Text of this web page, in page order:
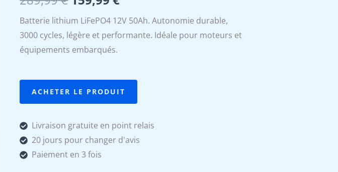
prix
initial
289,99 €.
prix
actuel
159,99 €.
Batterie lithium LiFePO4 12V 50Ah. Autonomie durable,
3000 cycles, légère et performante. Idéale pour moteurs et
équipements embarqués.
ACHETER LE PRODUIT
Livraison gratuite en point relais
20 jours pour changer d'avis
Paiement en 3 fois